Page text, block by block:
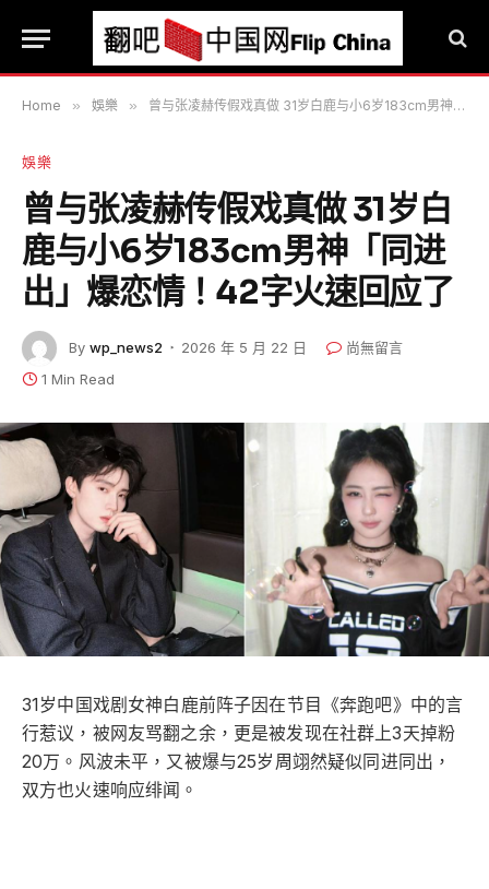
Home » 娛樂 » 曾与张凌赫传假戏真做 31岁白鹿与小6岁183cm男神「同进出」爆恋情！42字火速回应了
娛樂
曾与张凌赫传假戏真做 31岁白
鹿与小6岁183cm男神「同进
出」爆恋情！42字火速回应了
By wp_news2 2026 年 5 月 22 日
尚無留言
1 Min Read
31岁中国戏剧女神白鹿前阵子因在节目《奔跑吧》中的言
行惹议，被网友骂翻之余，更是被发现在社群上3天掉粉
20万。风波未平，又被爆与25岁周翊然疑似同进同出，
双方也火速响应绯闻。